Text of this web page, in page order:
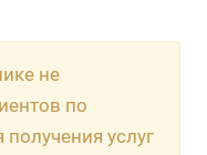
не
по
услуг